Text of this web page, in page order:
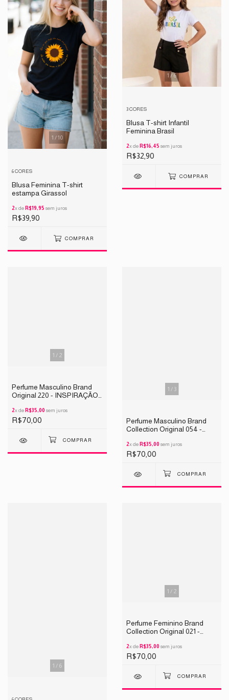
1 /10
6 CORES
Blusa Feminina T-shirt
estampa Girassol
2x de R$19,95 sem juros
R$39,90
COMPRAR
1 / 6
3 CORES
Blusa T-shirt Infantil
Feminina Brasil
2x de R$16,45 sem juros
R$32,90
COMPRAR
1 / 2
Perfume Masculino Brand
Original 220 - INSPIRAÇÃO
2x de R$35,00 sem juros
R$70,00
1 / 3
Perfume Masculino Brand
Collection Original 054 -
2x de R$35,00 sem juros
R$70,00
1 / 6
1 / 2
Perfume Feminino Brand
Collection Original 021 -
Mademoiselle 25ML
2x de R$35,00 sem juros
R$70,00